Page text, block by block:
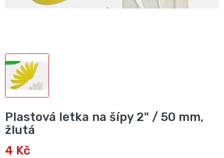
Plastová letka na šípy 2" / 50 mm,
žlutá
4 Kč